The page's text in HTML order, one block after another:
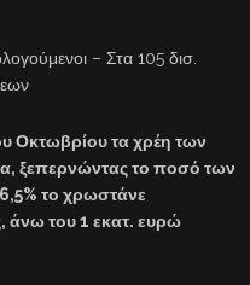
– Στα 105 δισ.
Οκτωβρίου τα χρέη των
ξεπερνώντας το ποσό των
το χρωστάνε
άνω του 1 εκατ. ευρώ